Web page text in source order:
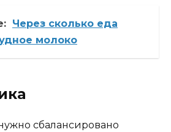
Через сколько еда
молоко
сбалансировано